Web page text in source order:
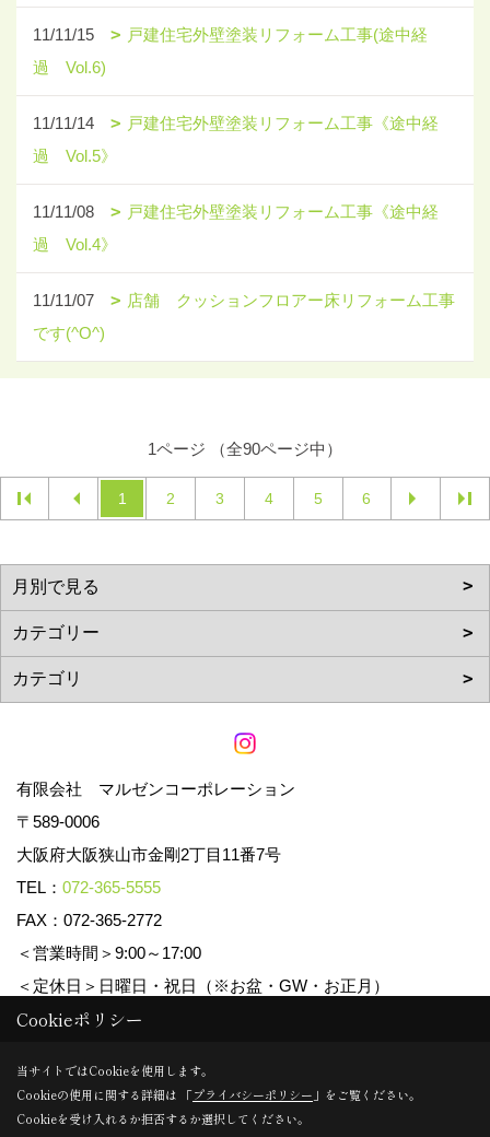
11/11/15
戸建住宅外壁塗装リフォーム工事(途中経
過 Vol.6)
11/11/14
戸建住宅外壁塗装リフォーム工事《途中経
過 Vol.5》
11/11/08
戸建住宅外壁塗装リフォーム工事《途中経
過 Vol.4》
11/11/07
店舗 クッションフロアー床リフォーム工事
です(^O^)
1ページ （全90ページ中）
1 2 3 4 5 6
有限会社 マルゼンコーポレーション
〒589-0006
大阪府大阪狭山市金剛2丁目11番7号
TEL： 072-365-5555
FAX：072-365-2772
＜営業時間＞9:00～17:00
＜定休日＞日曜日・祝日（※お盆・GW・お正月）
Copyright (c) マルゼンコーポレーション. All Rights Reserved.
Produced byゴデスクリエイト
Cookieポリシー
当サイトではCookieを使用します。
Cookieの使用に関する詳細は 「プライバシーポリシー 」をご覧ください。
Cookieを受け入れるか拒否するか選択してください。